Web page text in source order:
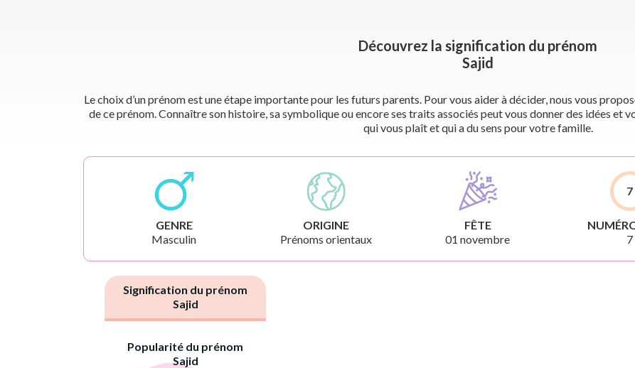
Découvrez la signification du prénom
Sajid
Le choix d’un prénom est une étape importante pour les futurs parents. Pour vous aider à décider, nous vous
de ce prénom. Connaître son histoire, sa symbolique ou encore ses traits associés peut vous donner des idées et
qui vous plaît et qui a du sens pour votre famille.
GENRE
Masculin
ORIGINE
Prénoms orientaux
FÊTE
01 novembre
7
7
Signification du prénom
Sajid
Popularité du prénom
Sajid